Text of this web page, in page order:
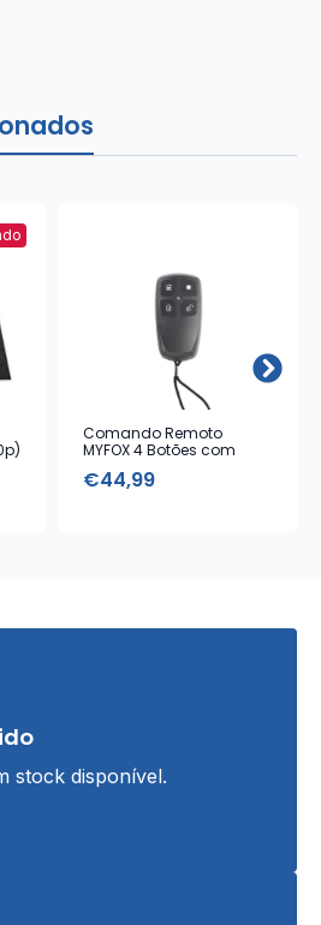
Comando Remoto
MYFOX 4 Botões com
€44,99
stock disponível.